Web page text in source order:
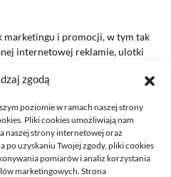
zgodą
poziomie w ramach naszej strony
Pliki cookies umożliwiają nam
naszej strony internetowej oraz
po uzyskaniu Twojej zgody, pliki cookies
pomiarów i analiz korzystania
marketingowych. Strona
i promocji, w tym tak
internetowej reklamie, ulotki